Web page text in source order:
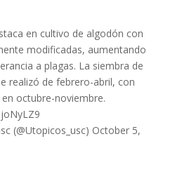
en cultivo de algodón con
modificadas, aumentando
a plagas. La siembra de
realizó de febrero-abril, con
octubre-noviembre.
(@Utopicos_usc) October 5,